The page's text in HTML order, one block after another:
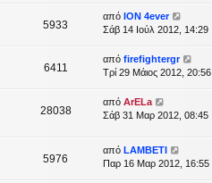
5933
από ION 4ever
Σάβ 14 Ιούλ 2012, 14:29
6411
από firefightergr
Τρί 29 Μάιος 2012, 20:56
28038
από ArELa
Σάβ 31 Μαρ 2012, 08:45
5976
από LAMBETI
Παρ 16 Μαρ 2012, 16:55